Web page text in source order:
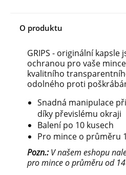
O produktu
GRIPS - originální kapsle
ochranou pro vaše
kvalitního
odolného proti
Snadná manipulace
díky převislému okraji
Balení po 10 kusech
Pro mince o průměru
Pozn.:V našem eshopu
pro mince o průměru od